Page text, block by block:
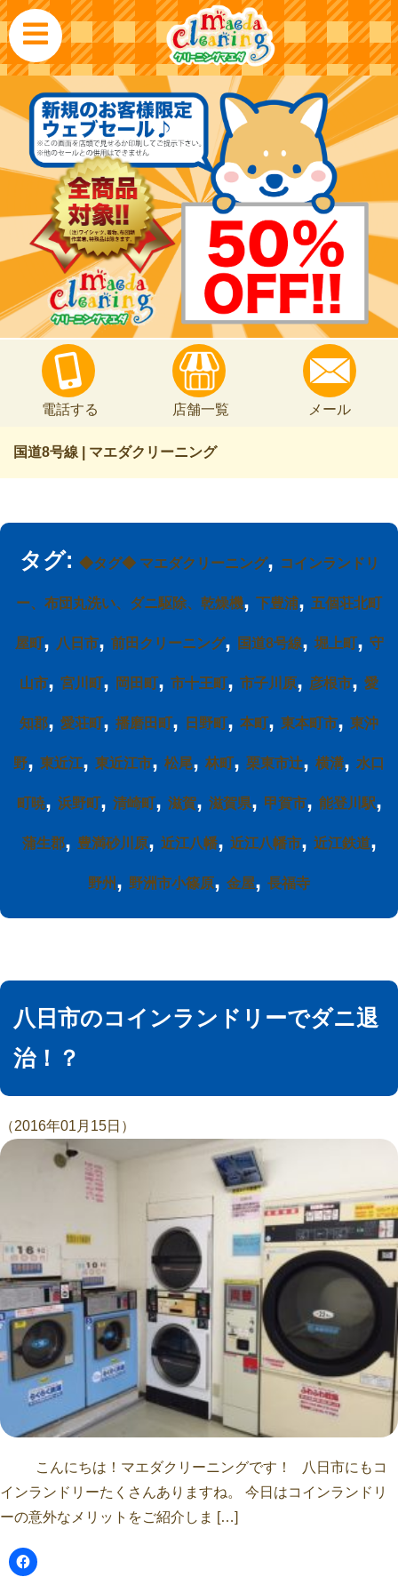
電話する 店舗一覧 メール
国道8号線 | マエダクリーニング
タグ: ◆タグ◆ マエダクリーニング, コインランドリ
ー、布団丸洗い、ダニ駆除、乾燥機, 下豊浦, 五個荘北町
屋町, 八日市, 前田クリーニング, 国道8号線, 堀上町, 守
山市, 宮川町, 岡田町, 市十王町, 市子川原, 彦根市, 愛
知郡, 愛荘町, 播磨田町, 日野町, 本町, 東本町市, 東沖
野, 東近江, 東近江市, 松尾, 林町, 栗東市辻, 横溝, 水口
町暁, 浜野町, 清崎町, 滋賀, 滋賀県, 甲賀市, 能登川駅,
蒲生郡, 豊満砂川原, 近江八幡, 近江八幡市, 近江鉄道,
野州 , 野洲市小篠原, 金屋, 長福寺
八日市のコインランドリーでダニ退
治！？
（2016年01月15日）
こんにちは！マエダクリーニングです！ 八日市にもコ
インランドリーたくさんありますね。 今日はコインランドリ
ーの意外なメリットをご紹介しま […]